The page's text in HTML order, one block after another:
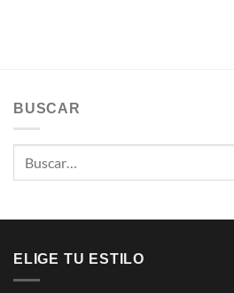
BUSCAR
ELIGE TU ESTILO